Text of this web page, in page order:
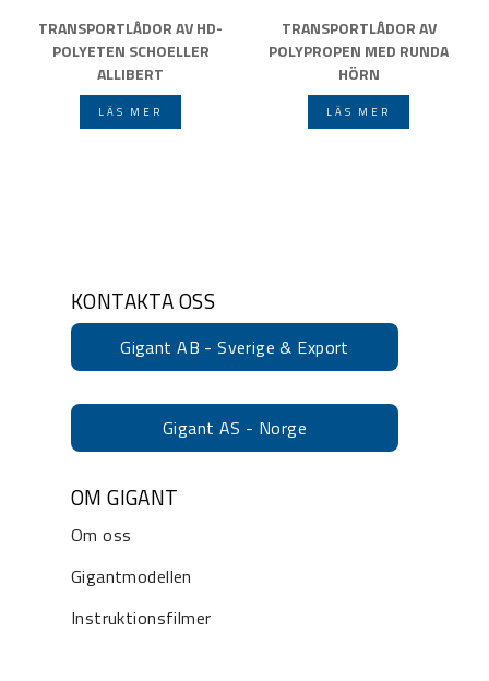
TRANSPORTLÅDOR AV HD-
POLYETEN SCHOELLER
ALLIBERT
LÄS MER
TRANSPORTLÅDOR AV
POLYPROPEN MED RUNDA
HÖRN
LÄS MER
KONTAKTA OSS
Gigant AB - Sverige & Export
Gigant AS - Norge
OM GIGANT
Om oss
Gigantmodellen
Instruktionsfilmer